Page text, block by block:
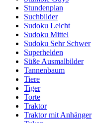
Stundenplan
Suchbilder
Sudoku Leicht
Sudoku Mittel
Sudoku Sehr Schwer
Superhelden
Süße Ausmalbilder
Tannenbaum
Tiere
Tiger
Torte
Traktor
Traktor mit Anhänger